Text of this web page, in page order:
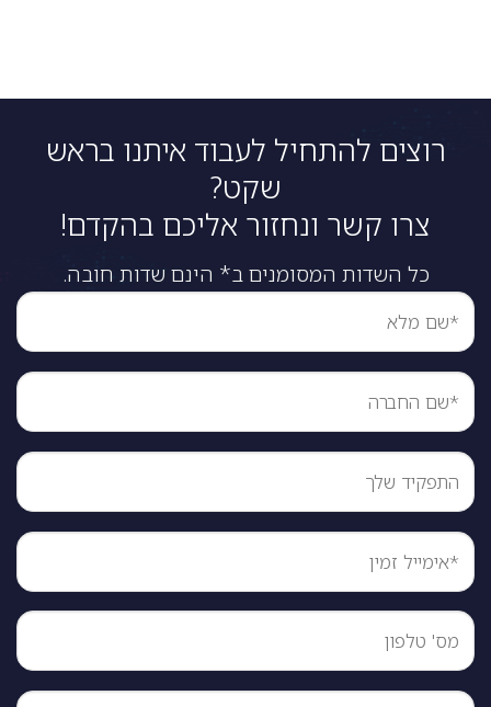
רוצים להתחיל לעבוד איתנו בראש
שקט?
צרו קשר ונחזור אליכם בהקדם!
כל השדות המסומנים ב* הינם שדות חובה.